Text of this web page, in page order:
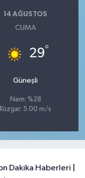
14 AĞUSTOS
CUMA
29°
Güneşli
Nem: %28
Rüzgar: 5.00 m/s